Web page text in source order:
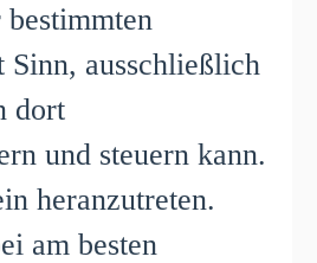
Sinn, ausschließlich
dort
und steuern kann.
heranzutreten.
am besten